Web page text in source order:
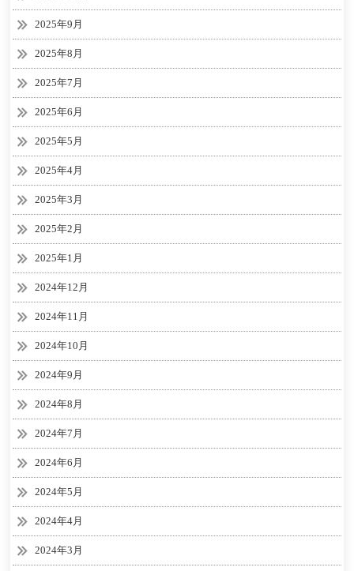
2025年9月
2025年8月
2025年7月
2025年6月
2025年5月
2025年4月
2025年3月
2025年2月
2025年1月
2024年12月
2024年11月
2024年10月
2024年9月
2024年8月
2024年7月
2024年6月
2024年5月
2024年4月
2024年3月